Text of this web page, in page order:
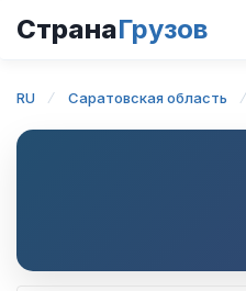
СтранаГрузов
RU Саратовская область